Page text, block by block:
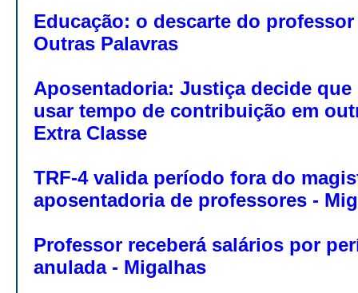
Educação: o descarte do
Outras Palavras
Aposentadoria: Justiça decide
usar tempo de contribuição em
Extra Classe
TRF-4 valida período fora do
aposentadoria de professores -
Professor receberá salários por
anulada - Migalhas